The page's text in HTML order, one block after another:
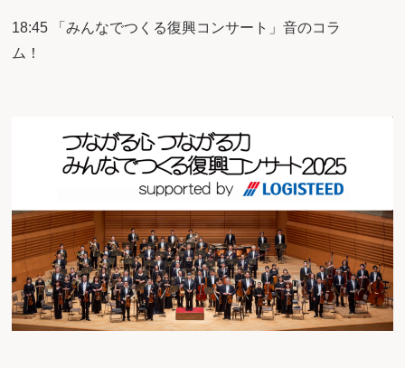
18:45 「みんなでつくる復興コンサート」音のコラ
ム